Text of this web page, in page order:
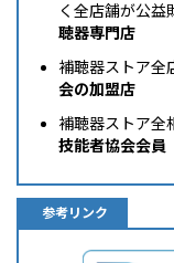
く全店舗が公益
聴器専門店
補聴器ストア全
会の加盟店
補聴器ストア全
技能者協会会員
参考リンク